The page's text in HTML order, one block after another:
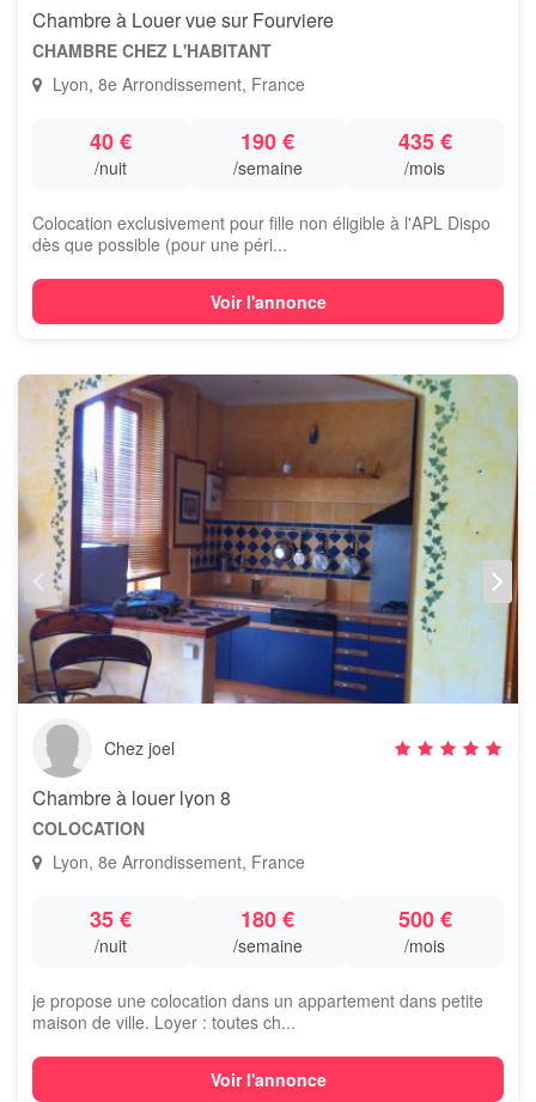
Chambre à Louer vue sur Fourviere
CHAMBRE CHEZ L'HABITANT
Lyon, 8e Arrondissement, France
40 €
/nuit
190 €
/semaine
435 €
/mois
Colocation exclusivement pour fille non éligible à l'APL Dispo
dès que possible (pour une péri...
Voir l'annonce
Chez joel
Chambre à louer lyon 8
COLOCATION
Lyon, 8e Arrondissement, France
35 €
/nuit
180 €
/semaine
500 €
/mois
je propose une colocation dans un appartement dans petite
maison de ville. Loyer : toutes ch...
Voir l'annonce